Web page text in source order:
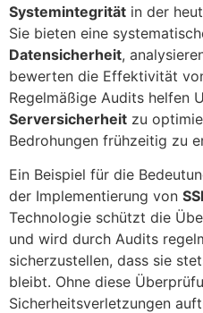
Systemintegrität in der
Sie bieten eine
Datensicherheit,
bewerten die Effektivität
Regelmäßige Audits helfen
Serversicherheit zu
Bedrohungen frühzeitig zu
Ein Beispiel für die
der Implementierung von
Technologie schützt die
und wird durch Audits
sicherzustellen, dass sie
bleibt. Ohne diese
Sicherheitsverletzungen